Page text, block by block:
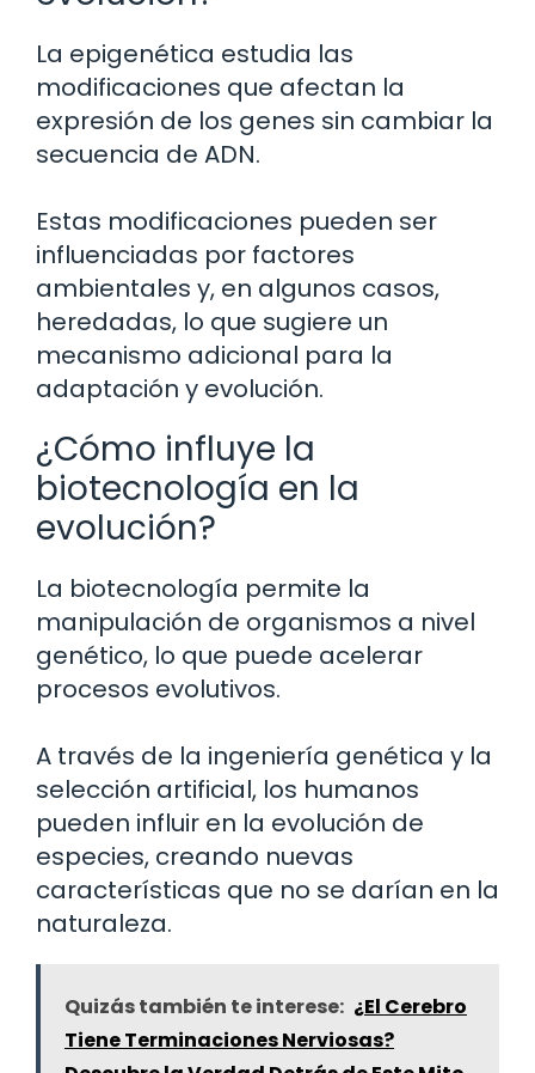
La epigenética estudia las
modificaciones que afectan la
expresión de los genes sin cambiar la
secuencia de ADN.
Estas modificaciones pueden ser
influenciadas por factores
ambientales y, en algunos casos,
heredadas, lo que sugiere un
mecanismo adicional para la
adaptación y evolución.
¿Cómo influye la
biotecnología en la
evolución?
La biotecnología permite la
manipulación de organismos a nivel
genético, lo que puede acelerar
procesos evolutivos.
A través de la ingeniería genética y la
selección artificial, los humanos
pueden influir en la evolución de
especies, creando nuevas
características que no se darían en la
naturaleza.
Quizás también te interese: ¿El Cerebro
Tiene Terminaciones Nerviosas?